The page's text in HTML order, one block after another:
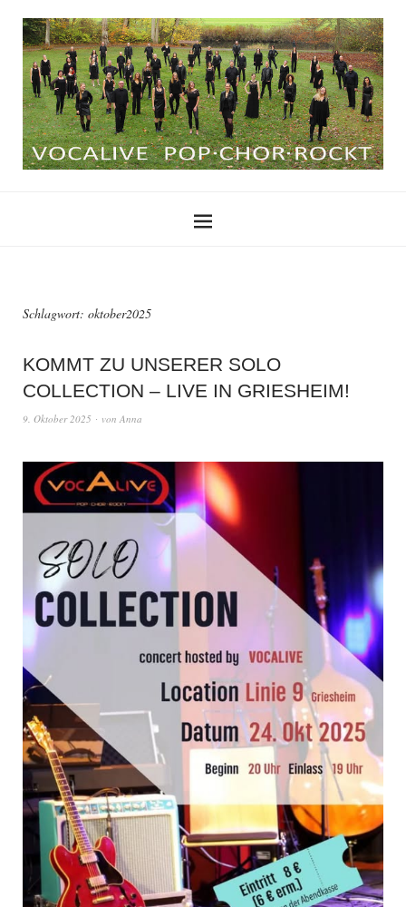
Schlagwort: oktober2025
KOMMT ZU UNSERER SOLO
COLLECTION – LIVE IN GRIESHEIM!
9. Oktober 2025 von Anna